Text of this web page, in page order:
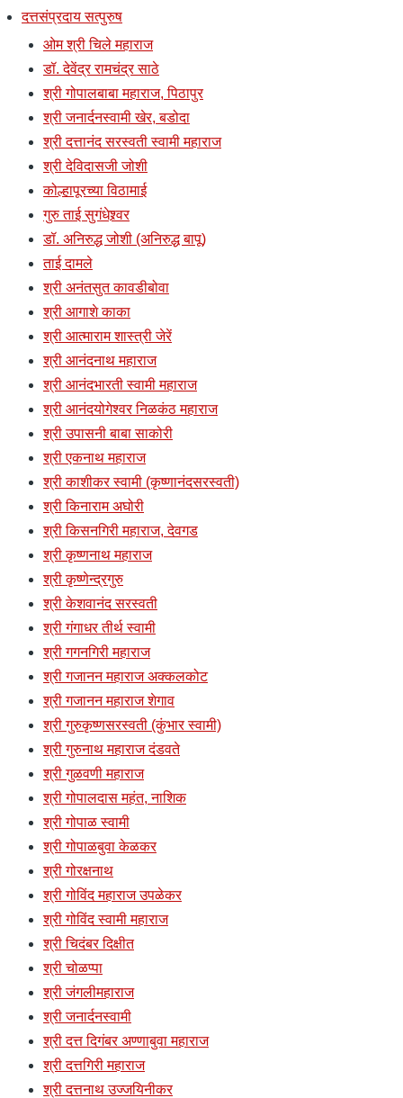
दत्तसंप्रदाय सत्पुरुष
ओम श्री चिले महाराज
डॉ. देवेंद्र रामचंद्र साठे
श्री गोपालबाबा महाराज, पिठापुर
श्री जनार्दनस्वामी खेर, बडोदा
श्री दत्तानंद सरस्वती स्वामी महाराज
श्री देविदासजी जोशी
कोल्हापूरच्या विठामाई
गुरु ताई सुगंधेश्र्वर
डॉ. अनिरुद्ध जोशी (अनिरुद्ध बापू)
ताई दामले
श्री अनंतसुत कावडीबोवा
श्री आगाशे काका
श्री आत्माराम शास्त्री जेरें
श्री आनंदनाथ महाराज
श्री आनंदभारती स्वामी महाराज
श्री आनंदयोगेश्वर निळकंठ महाराज
श्री उपासनी बाबा साकोरी
श्री एकनाथ महाराज
श्री काशीकर स्वामी (कृष्णानंदसरस्वती)
श्री किनाराम अघोरी
श्री किसनगिरी महाराज, देवगड
श्री कृष्णनाथ महाराज
श्री कृष्णेन्द्रगुरु
श्री केशवानंद सरस्वती
श्री गंगाधर तीर्थ स्वामी
श्री गगनगिरी महाराज
श्री गजानन महाराज अक्कलकोट
श्री गजानन महाराज शेगाव
श्री गुरुकृष्णसरस्वती (कुंभार स्वामी)
श्री गुरुनाथ महाराज दंडवते
श्री गुळवणी महाराज
श्री गोपालदास महंत, नाशिक
श्री गोपाळ स्वामी
श्री गोपाळबुवा केळकर
श्री गोरक्षनाथ
श्री गोविंद महाराज उपळेकर
श्री गोविंद स्वामी महाराज
श्री चिदंबर दिक्षीत
श्री चोळप्पा
श्री जंगलीमहाराज
श्री जनार्दनस्वामी
श्री दत्त दिगंबर अण्णाबुवा महाराज
श्री दत्तगिरी महाराज
श्री दत्तनाथ उज्जयिनीकर